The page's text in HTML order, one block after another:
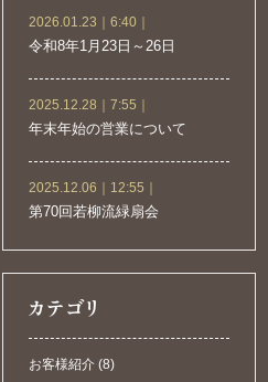
2026.01.23｜6:40｜
令和8年1月23日～26日
2025.12.28｜7:55｜
年末年始の営業について
2025.12.06｜12:55｜
第70回若柳流緑扇会
お客様紹介 (8)